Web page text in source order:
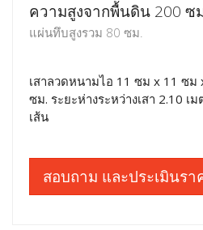
ความสูงจากพื้นดิน 200 ซ
แผ่นทึบสูงรวม 80 ซม.
เสาลวดหนามไอ 11 ซม x 11 ซม
ซม. ระยะห่างระหว่างเสา 2.10
เส้น
สอบถาม และประเมินรา